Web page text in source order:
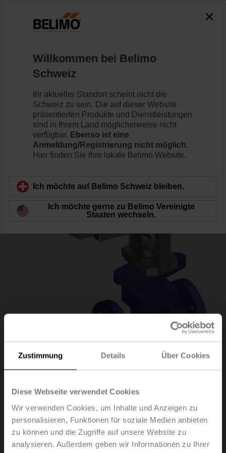
Zustimmung Details Über Cookies
Diese Webseite verwendet Cookies
Wir verwenden Cookies, um Inhalte und Anzeigen zu
personalisieren, Funktionen für soziale Medien anbieten
zu können und die Zugriffe auf unsere Website zu
analysieren. Außerdem geben wir Informationen zu Ihrer
H6025X10-S2/NVK24A-SZ-TPC
Mehr erfahren
Zurück zur Produktkategorie
H6025X10-
S2/NVK24A-SZ-TPC
Willkommen bei Belimo
Schweiz
Ihr aktueller Standort scheint nicht die
Schweiz zu sein. Die auf dieser Website
präsentierten Produkte und Dienstleistungen
sind in Ihrem Land möglicherweise nicht
verfügbar. Ebenso ist eine
Anmeldung/Registrierung nicht möglich.
Hier finden Sie Ihre lokale Belimo Website.
Ich möchte auf Belimo Schweiz bleiben.
Ich möchte gerne zu Belimo Vereinigte
Staaten wechseln.